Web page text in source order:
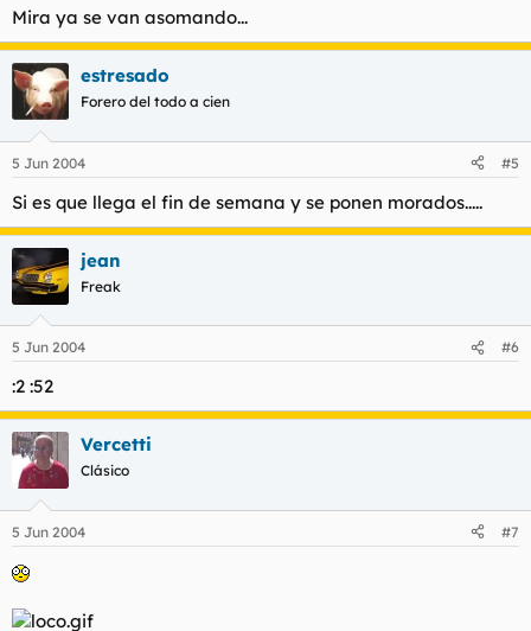
Mira ya se van asomando...
estresado
Forero del todo a cien
5 Jun 2004 #5
Si es que llega el fin de semana y se ponen morados.....
jean
Freak
5 Jun 2004 #6
:2 :52
Vercetti
Clásico
5 Jun 2004 #7